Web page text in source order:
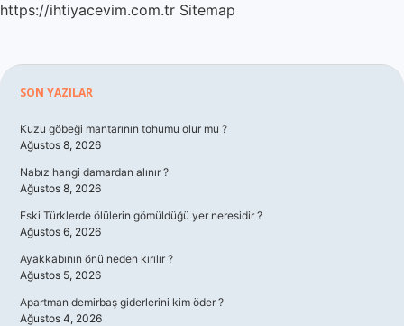
https://ihtiyacevim.com.tr Sitemap
Sidebar
SON YAZILAR
Kuzu göbeği mantarının tohumu olur mu ?
Ağustos 8, 2026
Nabız hangi damardan alınır ?
Ağustos 8, 2026
Eski Türklerde ölülerin gömüldüğü yer neresidir ?
Ağustos 6, 2026
Ayakkabının önü neden kırılır ?
Ağustos 5, 2026
Apartman demirbaş giderlerini kim öder ?
Ağustos 4, 2026